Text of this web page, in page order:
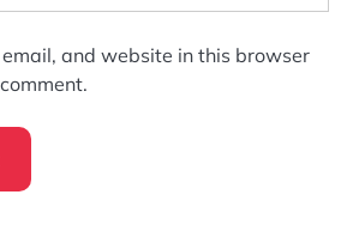
and website in this browser